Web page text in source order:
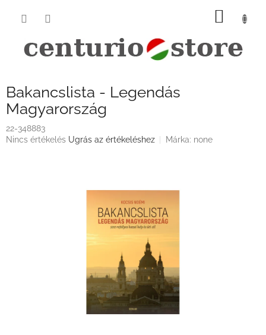
KOSÁR
Bakancslista - Legendás
Magyarország
22-348883
A
Nincs értékelés Ugrás az értékeléshez Márka: none